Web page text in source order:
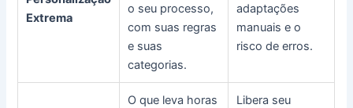
Extrema
o seu processo,
com suas regras
e suas
categorias.
adaptações
manuais e o
risco de erros.
O que leva horas
Libera seu